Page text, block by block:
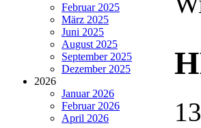
Februar 2025
März 2025
Juni 2025
August 2025
September 2025
Dezember 2025
2026
Januar 2026
Februar 2026
April 2026